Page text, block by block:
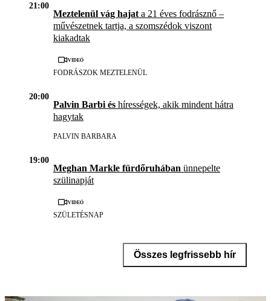
21:00
Meztelenül vág hajat a 21 éves fodrásznő –
művészetnek tartja, a szomszédok viszont
kiakadtak
Videó
FODRÁSZOK MEZTELENÜL
20:00
Palvin Barbi és hírességek, akik mindent hátra
hagytak
PALVIN BARBARA
19:00
Meghan Markle fürdőruhában ünnepelte
szülinapját
Videó
SZÜLETÉSNAP
Összes legfrissebb hír